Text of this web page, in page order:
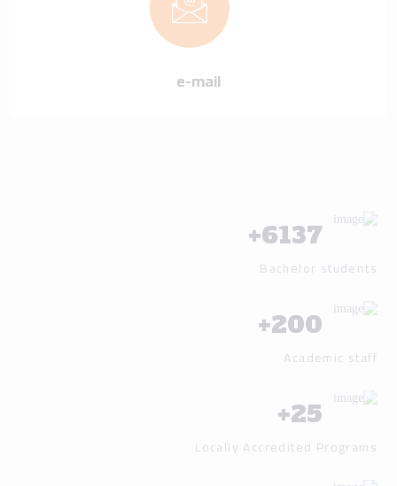
e-mail
6137
+
Bachelor students
200
+
Academic staff
25
+
Locally Accredited Programs